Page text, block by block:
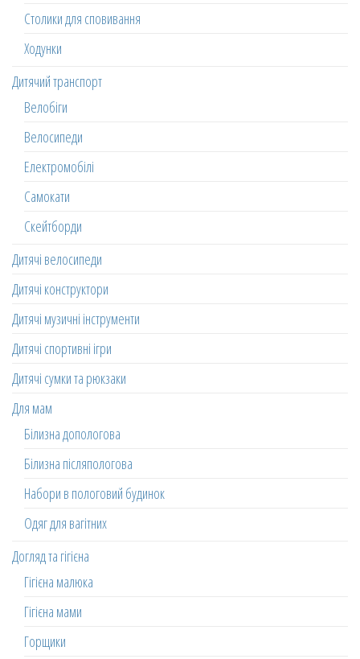
Столики для сповивання
Ходунки
Дитячий транспорт
Велобіги
Велосипеди
Електромобілі
Самокати
Скейтборди
Дитячі велосипеди
Дитячі конструктори
Дитячі музичні інструменти
Дитячі спортивні ігри
Дитячі сумки та рюкзаки
Для мам
Білизна допологова
Білизна післяпологова
Набори в пологовий будинок
Одяг для вагітних
Догляд та гігієна
Гігієна малюка
Гігієна мами
Горщики